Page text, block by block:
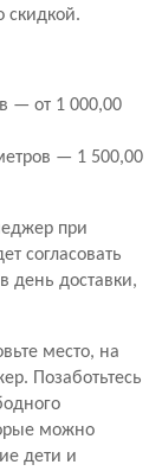
скидкой.
— от 1 000,00
— 1 500,00
при
согласовать
день доставки,
место, на
Позаботьтесь
можно
дети и